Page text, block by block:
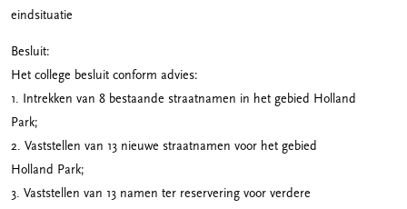
eindsituatie
Besluit:
Het college besluit conform advies:
1. Intrekken van 8 bestaande straatnamen in het gebied Holland
Park;
2. Vaststellen van 13 nieuwe straatnamen voor het gebied
Holland Park;
3. Vaststellen van 13 namen ter reservering voor verdere